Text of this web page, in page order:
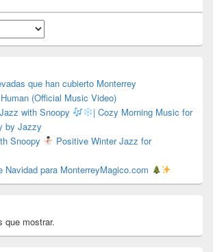
que han cubierto Monterrey
(Official Music Video)
with Snoopy
| Cozy Morning Music for
by Jazzy
Snoopy
Positive Winter Jazz for
Navidad para MonterreyMagico.com
que mostrar.